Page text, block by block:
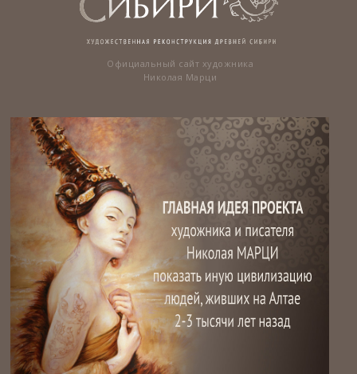
Официальный сайт художника
Николая Марци